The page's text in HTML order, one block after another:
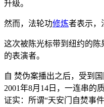
升级。
然而，法轮功修炼者表示，
这次被陈光标带到纽约的
的表演者。
自 焚伪案播出之后，受到
2001年8月14日，一连串的
证实：所谓“天安门自焚事